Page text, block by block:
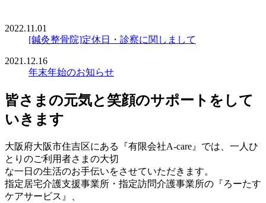
2022.11.01
[鍼灸整骨院]定休日・診察に関しまして
2021.12.16
年末年始のお知らせ
皆さまの元気と笑顔のサポートをして
いきます
大阪府大阪市住吉区にある『有限会社A-care』では、一人ひ
とりのご利用者さまの大切
な一日の生活のお手伝いをさせていただきます。
指定居宅介護支援事業所・指定訪問介護事業所の『ろーたす
ケアサービス』、